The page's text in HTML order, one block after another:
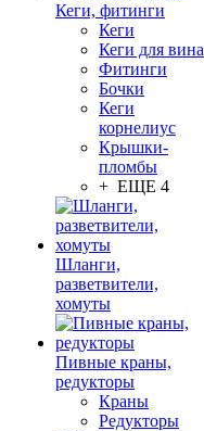
Кеги, фитинги
Кеги
Кеги для вина
Фитинги
Бочки
Кеги
корнелиус
Крышки-
пломбы
+ ЕЩЕ 4
Шланги,
разветвители,
хомуты
Пивные краны,
редукторы
Краны
Редукторы